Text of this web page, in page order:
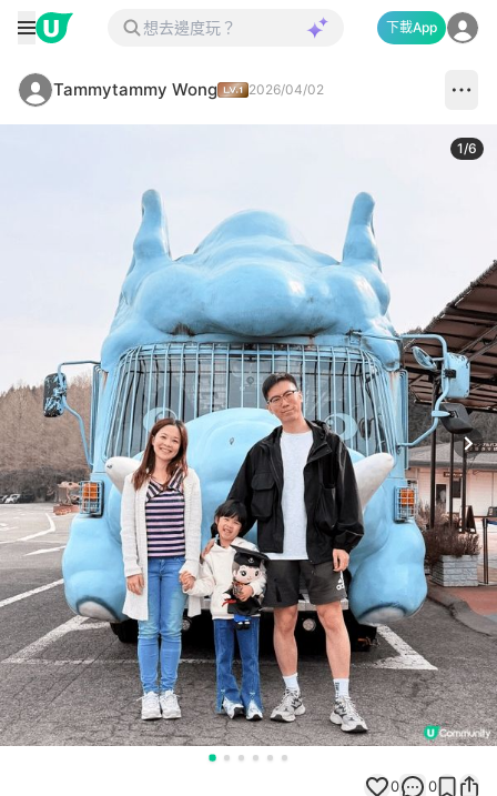
下載App
Tammytammy Wong 2026/04/02
1/6
0 0